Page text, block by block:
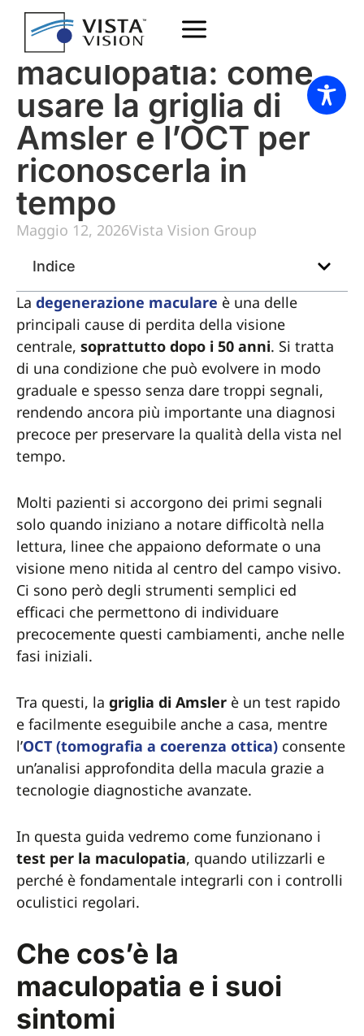
Test per la
maculopatia: come
usare la griglia di
Amsler e l’OCT per
riconoscerla in
tempo
Maggio 12, 2026Vista Vision Group
Indice
La degenerazione maculare è una delle
principali cause di perdita della visione
centrale, soprattutto dopo i 50 anni. Si tratta
di una condizione che può evolvere in modo
graduale e spesso senza dare troppi segnali,
rendendo ancora più importante una diagnosi
precoce per preservare la qualità della vista nel
tempo.
Molti pazienti si accorgono dei primi segnali
solo quando iniziano a notare difficoltà nella
lettura, linee che appaiono deformate o una
visione meno nitida al centro del campo visivo.
Ci sono però degli strumenti semplici ed
efficaci che permettono di individuare
precocemente questi cambiamenti, anche nelle
fasi iniziali.
Tra questi, la griglia di Amsler è un test rapido
e facilmente eseguibile anche a casa, mentre
l’OCT (tomografia a coerenza ottica) consente
un’analisi approfondita della macula grazie a
tecnologie diagnostiche avanzate.
In questa guida vedremo come funzionano i
test per la maculopatia, quando utilizzarli e
perché è fondamentale integrarli con i controlli
oculistici regolari.
Che cos’è la
maculopatia e i suoi
sintomi